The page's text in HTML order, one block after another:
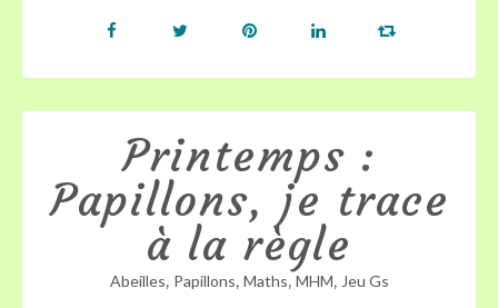
Printemps :
Papillons, je trace
à la règle
Abeilles, Papillons, Maths, MHM, Jeu Gs